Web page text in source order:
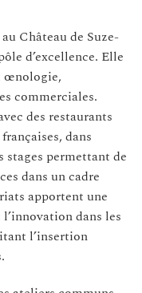
Château de Suze-
d’excellence. Elle
œnologie,
commerciales.
des restaurants
dans
stages permettant de
dans un cadre
apportent une
dans les
l’insertion